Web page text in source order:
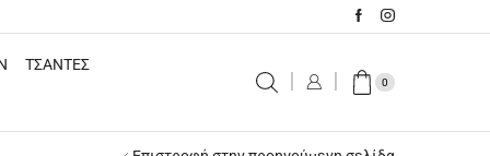
ΤΣΑΝΤΕΣ
0